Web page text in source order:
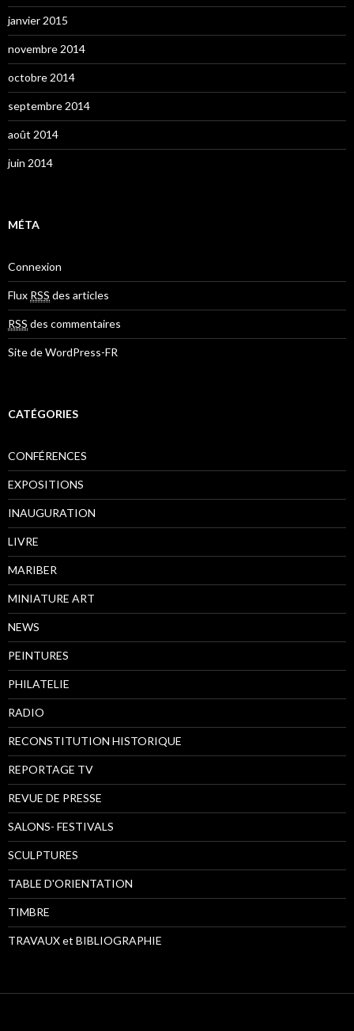
janvier 2015
novembre 2014
octobre 2014
septembre 2014
août 2014
juin 2014
MÉTA
Connexion
Flux RSS des articles
RSS des commentaires
Site de WordPress-FR
CATÉGORIES
CONFÉRENCES
EXPOSITIONS
INAUGURATION
LIVRE
MARIBER
MINIATURE ART
NEWS
PEINTURES
PHILATELIE
RADIO
RECONSTITUTION HISTORIQUE
REPORTAGE TV
REVUE DE PRESSE
SALONS- FESTIVALS
SCULPTURES
TABLE D'ORIENTATION
TIMBRE
TRAVAUX et BIBLIOGRAPHIE